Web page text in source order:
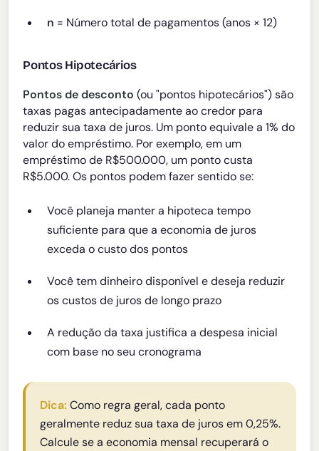
n = Número total de pagamentos (anos × 12)
Pontos Hipotecários
Pontos de desconto (ou "pontos hipotecários") são
taxas pagas antecipadamente ao credor para
reduzir sua taxa de juros. Um ponto equivale a 1% do
valor do empréstimo. Por exemplo, em um
empréstimo de R$500.000, um ponto custa
R$5.000. Os pontos podem fazer sentido se:
Você planeja manter a hipoteca tempo
suficiente para que a economia de juros
exceda o custo dos pontos
Você tem dinheiro disponível e deseja reduzir
os custos de juros de longo prazo
A redução da taxa justifica a despesa inicial
com base no seu cronograma
Dica: Como regra geral, cada ponto
geralmente reduz sua taxa de juros em 0,25%.
Calcule se a economia mensal recuperará o